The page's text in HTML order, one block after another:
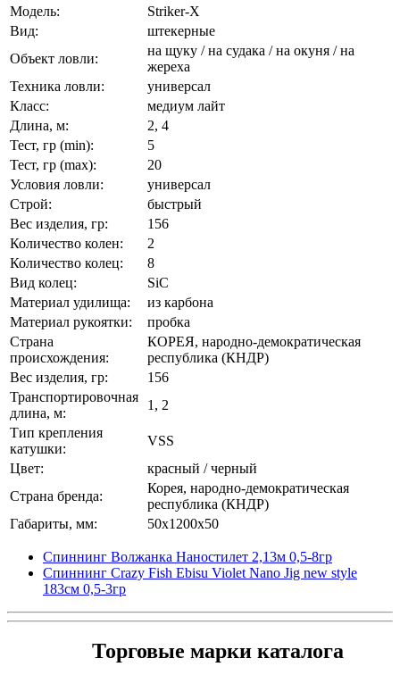
Модель:
Striker-X
Вид:
штекерные
Объект ловли:
на щуку / на судака / на окуня / на
жереха
Техника ловли:
универсал
Класс:
медиум лайт
Длина, м:
2, 4
Тест, гр (min):
5
Тест, гр (max):
20
Условия ловли:
универсал
Строй:
быстрый
Вес изделия, гр:
156
Количество колен:
2
Количество колец:
8
Вид колец:
SiC
Материал удилища:
из карбона
Материал рукоятки:
пробка
Страна
происхождения:
КОРЕЯ, народно-демократическая
республика (КНДР)
Вес изделия, гр:
156
Транспортировочная
длина, м:
1, 2
Тип крепления
катушки:
VSS
Цвет:
красный / черный
Страна бренда:
Корея, народно-демократическая
республика (КНДР)
Габариты, мм:
50x1200x50
Спиннинг Волжанка Наностилет 2,13м 0,5-8гр
Спиннинг Crazy Fish Ebisu Violet Nano Jig new style
183см 0,5-3гр
Торговые марки каталога